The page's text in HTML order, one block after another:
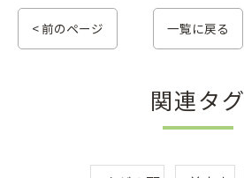
< 前のページ 一覧に戻る
関連タグ